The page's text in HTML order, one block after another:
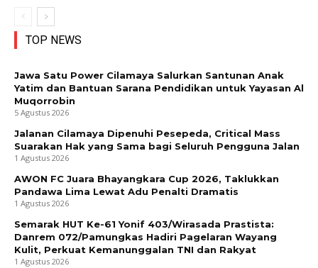
TOP NEWS
Jawa Satu Power Cilamaya Salurkan Santunan Anak
Yatim dan Bantuan Sarana Pendidikan untuk Yayasan Al
Muqorrobin
5 Agustus 2026
Jalanan Cilamaya Dipenuhi Pesepeda, Critical Mass
Suarakan Hak yang Sama bagi Seluruh Pengguna Jalan
1 Agustus 2026
AWON FC Juara Bhayangkara Cup 2026, Taklukkan
Pandawa Lima Lewat Adu Penalti Dramatis
1 Agustus 2026
Semarak HUT Ke-61 Yonif 403/Wirasada Prastista:
Danrem 072/Pamungkas Hadiri Pagelaran Wayang
Kulit, Perkuat Kemanunggalan TNI dan Rakyat
1 Agustus 2026